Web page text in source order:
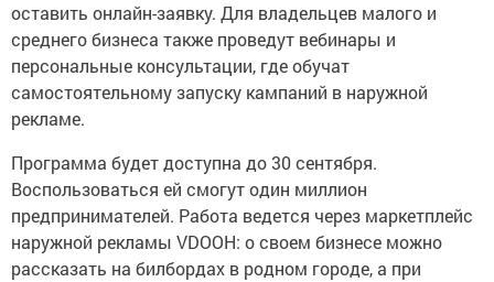
оставить онлайн-заявку. Для владельцев малого и
среднего бизнеса также проведут вебинары и
персональные консультации, где обучат
самостоятельному запуску кампаний в наружной
рекламе.
Программа будет доступна до 30 сентября.
Воспользоваться ей смогут один миллион
предпринимателей. Работа ведется через маркетплейс
наружной рекламы VDOOH: о своем бизнесе можно
рассказать на билбордах в родном городе, а при